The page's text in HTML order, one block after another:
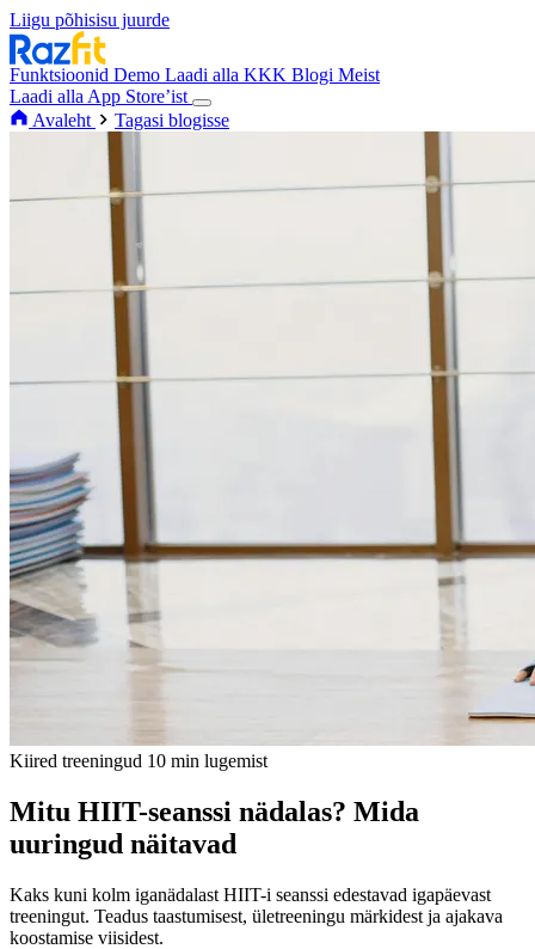
Liigu põhisisu juurde
Funktsioonid Demo Laadi alla KKK Blogi Meist
Laadi alla App Store’ist
Avaleht
Tagasi blogisse
Kiired treeningud 10 min lugemist
Mitu HIIT-seanssi nädalas? Mida
uuringud näitavad
Kaks kuni kolm iganädalast HIIT-i seanssi edestavad igapäevast
treeningut. Teadus taastumisest, ületreeningu märkidest ja ajakava
koostamise viisidest.